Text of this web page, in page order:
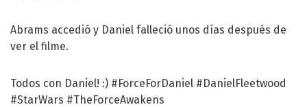
Abrams accedió y Daniel falleció unos días después de
ver el filme.
Todos con Daniel! :) #ForceForDaniel #DanielFleetwood
#StarWars #TheForceAwakens